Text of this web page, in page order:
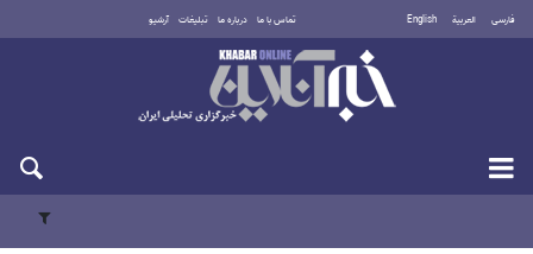
فارسی العربية English تماس با ما درباره ما تبلیغات آرشیو
دوشنبه ۱۹ مرداد ۱۴۰۵